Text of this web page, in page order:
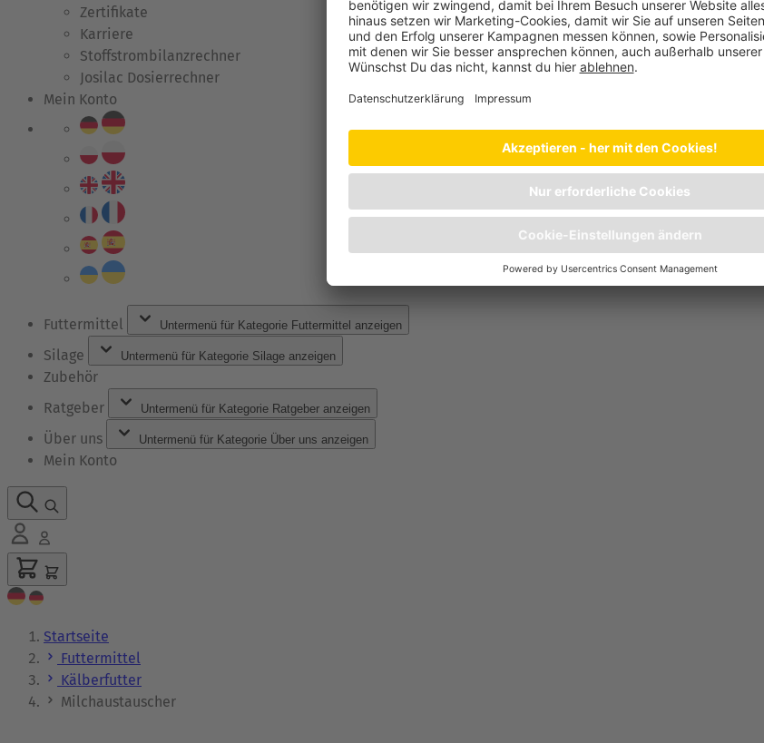
Zertifikate
Karriere
Stoffstrombilanzrechner
Josilac Dosierrechner
Mein Konto
Futtermittel Untermenü für Kategorie Futtermittel anzeigen
Silage Untermenü für Kategorie Silage anzeigen
Zubehör
Ratgeber
Untermenü für Kategorie Ratgeber anzeigen
Über uns Untermenü für Kategorie Über uns anzeigen
Mein Konto
Startseite
Futtermittel
Kälberfutter
Milchaustauscher